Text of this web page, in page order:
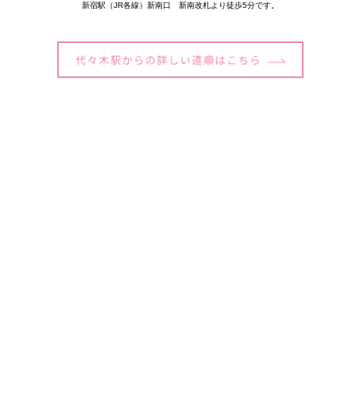
新宿駅（JR各線）新南口 新南改札より徒歩5分です。